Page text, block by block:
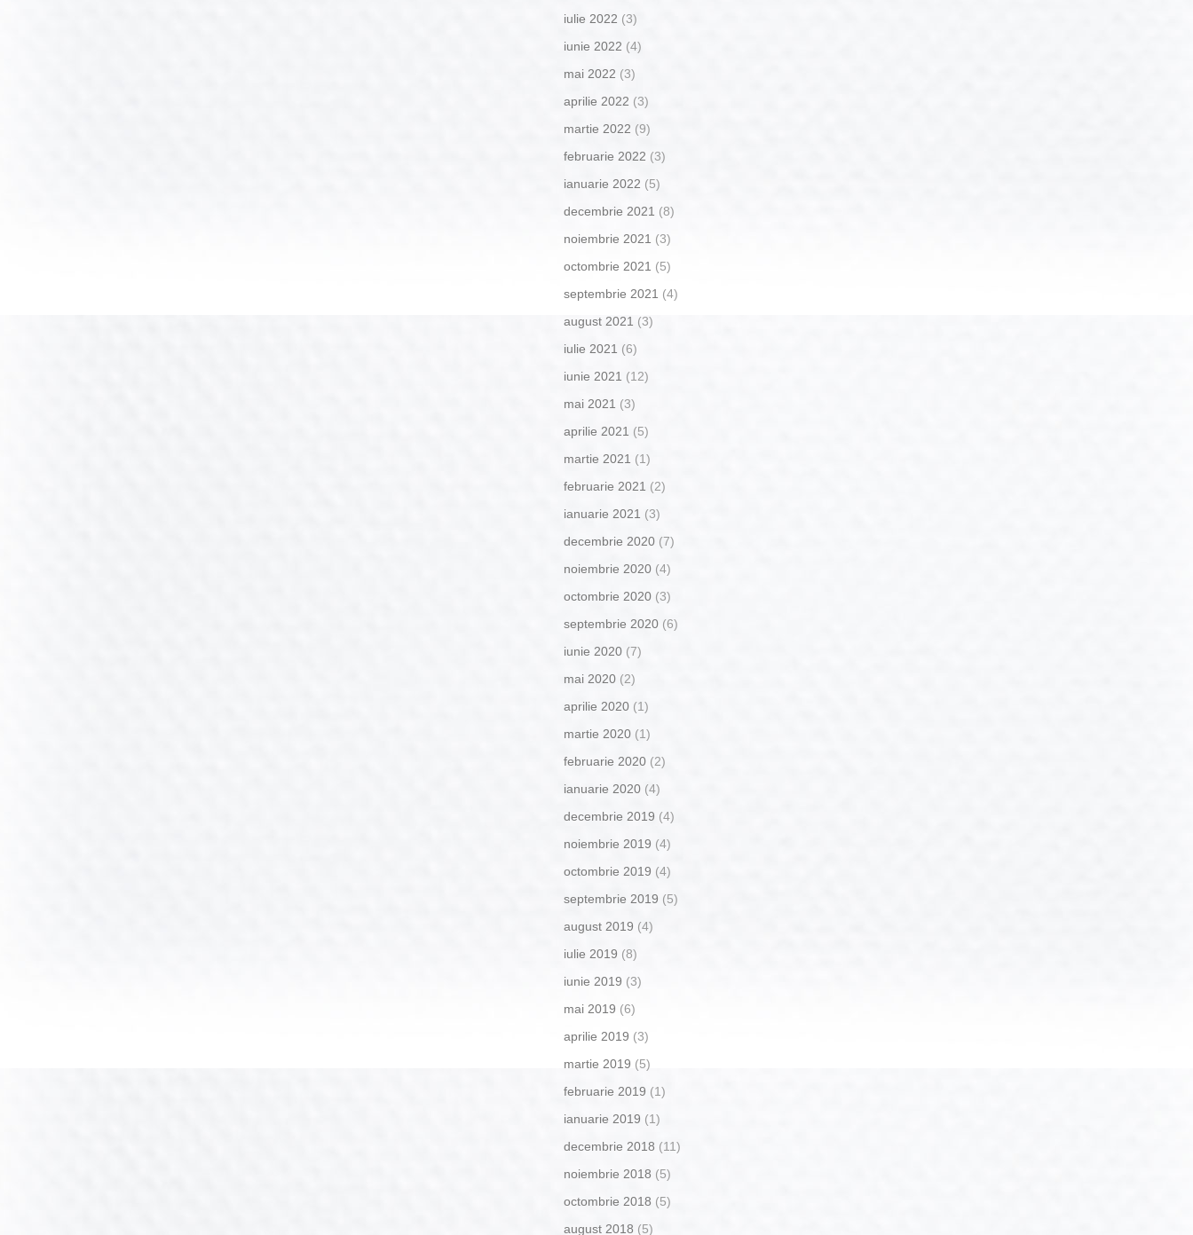
iulie 2022 (3)
iunie 2022 (4)
mai 2022 (3)
aprilie 2022 (3)
martie 2022 (9)
februarie 2022 (3)
ianuarie 2022 (5)
decembrie 2021 (8)
noiembrie 2021 (3)
octombrie 2021 (5)
septembrie 2021 (4)
august 2021 (3)
iulie 2021 (6)
iunie 2021 (12)
mai 2021 (3)
aprilie 2021 (5)
martie 2021 (1)
februarie 2021 (2)
ianuarie 2021 (3)
decembrie 2020 (7)
noiembrie 2020 (4)
octombrie 2020 (3)
septembrie 2020 (6)
iunie 2020 (7)
mai 2020 (2)
aprilie 2020 (1)
martie 2020 (1)
februarie 2020 (2)
ianuarie 2020 (4)
decembrie 2019 (4)
noiembrie 2019 (4)
octombrie 2019 (4)
septembrie 2019 (5)
august 2019 (4)
iulie 2019 (8)
iunie 2019 (3)
mai 2019 (6)
aprilie 2019 (3)
martie 2019 (5)
februarie 2019 (1)
ianuarie 2019 (1)
decembrie 2018 (11)
noiembrie 2018 (5)
octombrie 2018 (5)
august 2018 (5)